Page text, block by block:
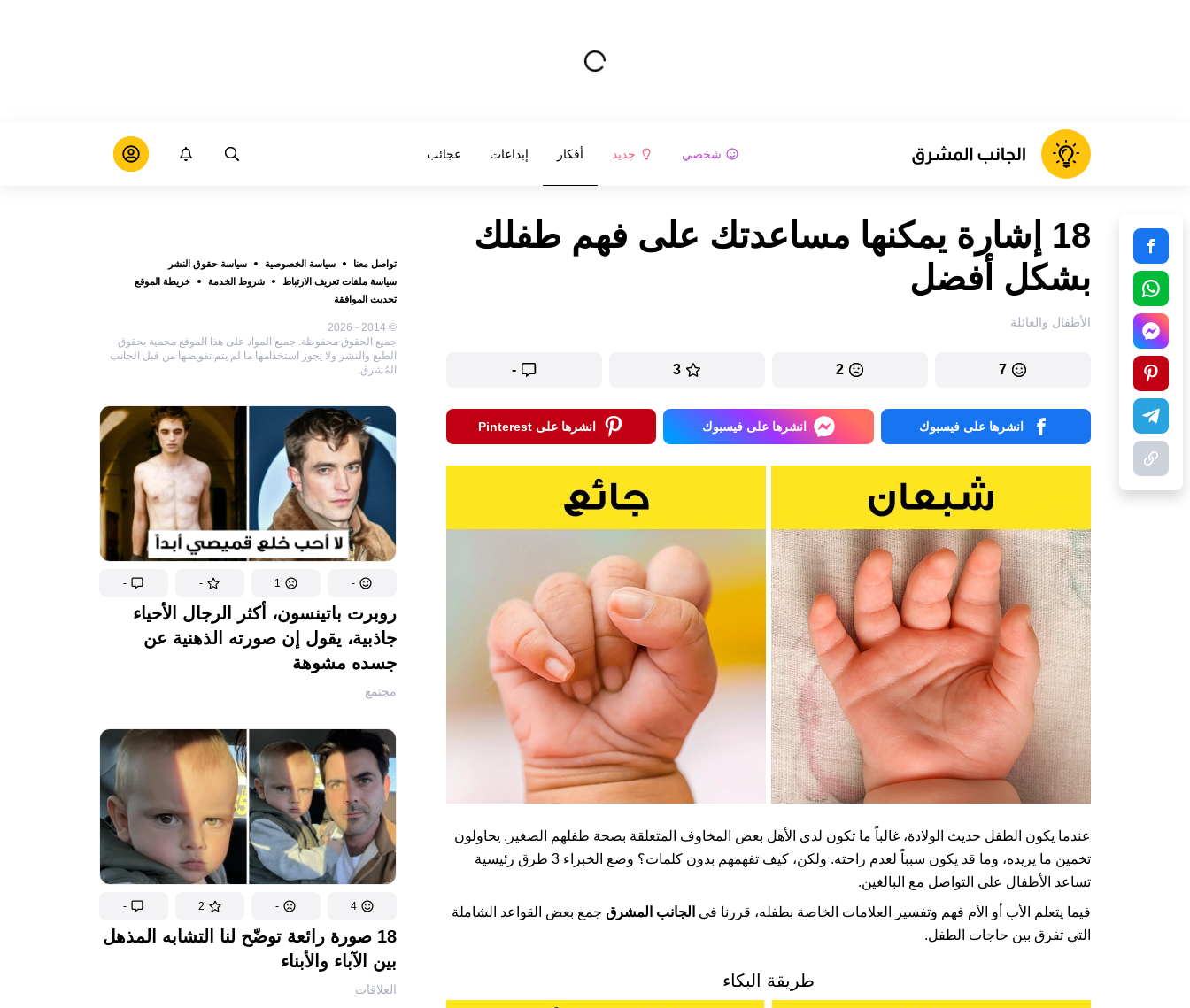
شخصي جديد أفكار إبداعات عجائب
تواصل معنا سياسة الخصوصية
سياسة حقوق النشر
سياسة ملفات تعريف الارتباط
شروط الخدمة
خريطة الموقع
تحديث الموافقة
© 2014 - 2026
جميع الحقوق محفوظة. جميع المواد على هذا الموقع محمية بحقوق
الطبع والنشر ولا يجوز استخدامها ما لم يتم تفويضها من قبل الجانب
المُشرق.
-
1
-
-
روبرت باتينسون، أكثر الرجال الأحياء
جاذبية، يقول إن صورته الذهنية عن
جسده مشوهة
مجتمع
4
-
2
-
18 صورة رائعة توضّح لنا التشابه المذهل
بين الآباء والأبناء
العلاقات
18 إشارة يمكنها مساعدتك على فهم طفلك
بشكل أفضل
الأطفال والعائلة
7
2
3
-
انشرها على فيسبوك انشرها على فيسبوك انشرها على Pinterest
عندما يكون الطفل حديث الولادة، غالباً ما تكون لدى الأهل بعض المخاوف المتعلقة بصحة طفلهم الصغير. يحاولون
تخمين ما يريده، وما قد يكون سبباً لعدم راحته. ولكن، كيف تفهمهم بدون كلمات؟ وضع الخبراء 3 طرق رئيسية
تساعد الأطفال على التواصل مع البالغين.
فيما يتعلم الأب أو الأم فهم وتفسير العلامات الخاصة بطفله، قررنا في الجانب المشرق جمع بعض القواعد الشاملة
التي تفرق بين حاجات الطفل.
طريقة البكاء